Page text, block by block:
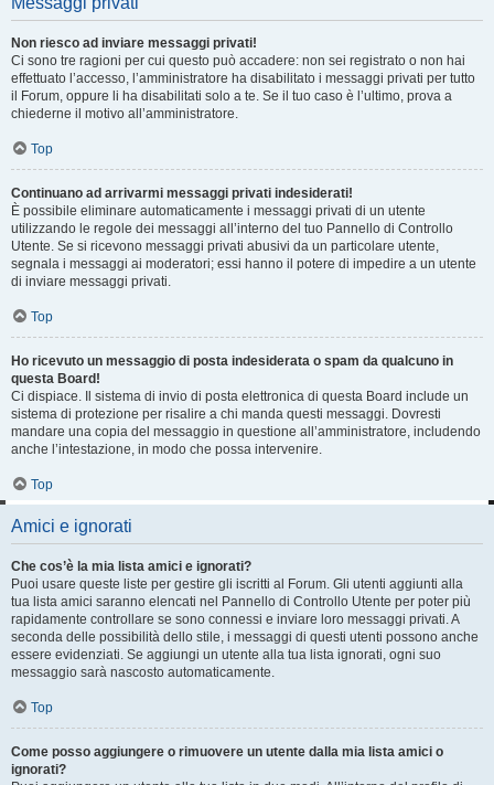
Non riesco ad inviare messaggi privati!
Ci sono tre ragioni per cui questo può accadere: non sei registrato o non hai
effettuato l’accesso, l’amministratore ha disabilitato i messaggi privati per tutto
il Forum, oppure li ha disabilitati solo a te. Se il tuo caso è l’ultimo, prova a
chiederne il motivo all’amministratore.
Top
Continuano ad arrivarmi messaggi privati indesiderati!
È possibile eliminare automaticamente i messaggi privati ​​di un utente
utilizzando le regole dei messaggi all’interno del tuo Pannello di Controllo
Utente. Se si ricevono messaggi privati ​​abusivi da un particolare utente,
segnala i messaggi ai moderatori; essi hanno il potere di impedire a un utente
di inviare messaggi privati​​.
Top
Ho ricevuto un messaggio di posta indesiderata o spam da qualcuno in
questa Board!
Ci dispiace. Il sistema di invio di posta elettronica di questa Board include un
sistema di protezione per risalire a chi manda questi messaggi. Dovresti
mandare una copia del messaggio in questione all’amministratore, includendo
anche l’intestazione, in modo che possa intervenire.
Top
Amici e ignorati
Che cos’è la mia lista amici e ignorati?
Puoi usare queste liste per gestire gli iscritti al Forum. Gli utenti aggiunti alla
tua lista amici saranno elencati nel Pannello di Controllo Utente per poter più
rapidamente controllare se sono connessi e inviare loro messaggi privati. A
seconda delle possibilità dello stile, i messaggi di questi utenti possono anche
essere evidenziati. Se aggiungi un utente alla tua lista ignorati, ogni suo
messaggio sarà nascosto automaticamente.
Top
Come posso aggiungere o rimuovere un utente dalla mia lista amici o
ignorati?